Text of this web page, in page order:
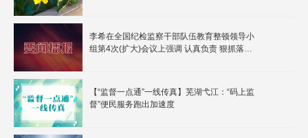
李希在全国纪检监察干部队伍教育整顿领导小
组第4次(扩大)会议上强调 认真负责 狠抓落
【“监督一点通”一线传真】芜湖弋江：“码上监
督”便民服务跑出加速度